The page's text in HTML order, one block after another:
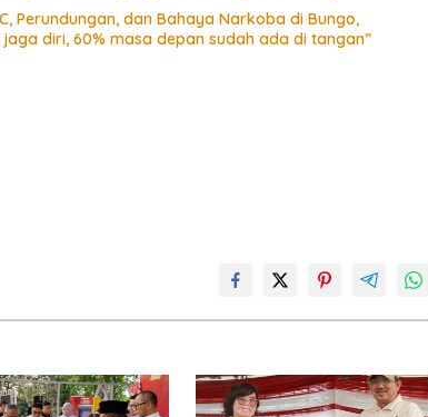
Perundungan, dan Bahaya Narkoba di Bungo,
diri, 60% masa depan sudah ada di tangan”